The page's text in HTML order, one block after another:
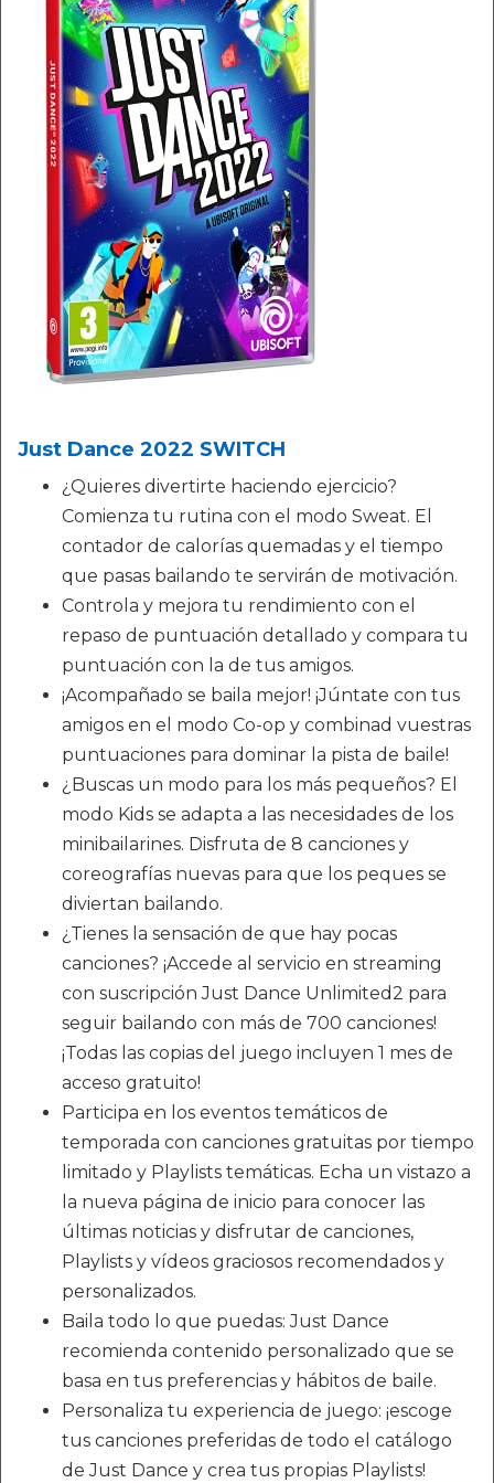
Just Dance 2022 SWITCH
¿Quieres divertirte haciendo ejercicio?
Comienza tu rutina con el modo Sweat. El
contador de calorías quemadas y el tiempo
que pasas bailando te servirán de motivación.
Controla y mejora tu rendimiento con el
repaso de puntuación detallado y compara tu
puntuación con la de tus amigos.
¡Acompañado se baila mejor! ¡Júntate con tus
amigos en el modo Co-op y combinad vuestras
puntuaciones para dominar la pista de baile!
¿Buscas un modo para los más pequeños? El
modo Kids se adapta a las necesidades de los
minibailarines. Disfruta de 8 canciones y
coreografías nuevas para que los peques se
diviertan bailando.
¿Tienes la sensación de que hay pocas
canciones? ¡Accede al servicio en streaming
con suscripción Just Dance Unlimited2 para
seguir bailando con más de 700 canciones!
¡Todas las copias del juego incluyen 1 mes de
acceso gratuito!
Participa en los eventos temáticos de
temporada con canciones gratuitas por tiempo
limitado y Playlists temáticas. Echa un vistazo a
la nueva página de inicio para conocer las
últimas noticias y disfrutar de canciones,
Playlists y vídeos graciosos recomendados y
personalizados.
Baila todo lo que puedas: Just Dance
recomienda contenido personalizado que se
basa en tus preferencias y hábitos de baile.
Personaliza tu experiencia de juego: ¡escoge
tus canciones preferidas de todo el catálogo
de Just Dance y crea tus propias Playlists!